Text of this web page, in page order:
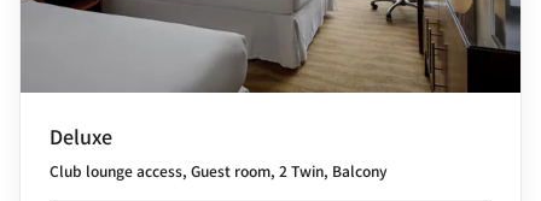
Deluxe
Club lounge access, Guest room, 2 Twin, Balcony